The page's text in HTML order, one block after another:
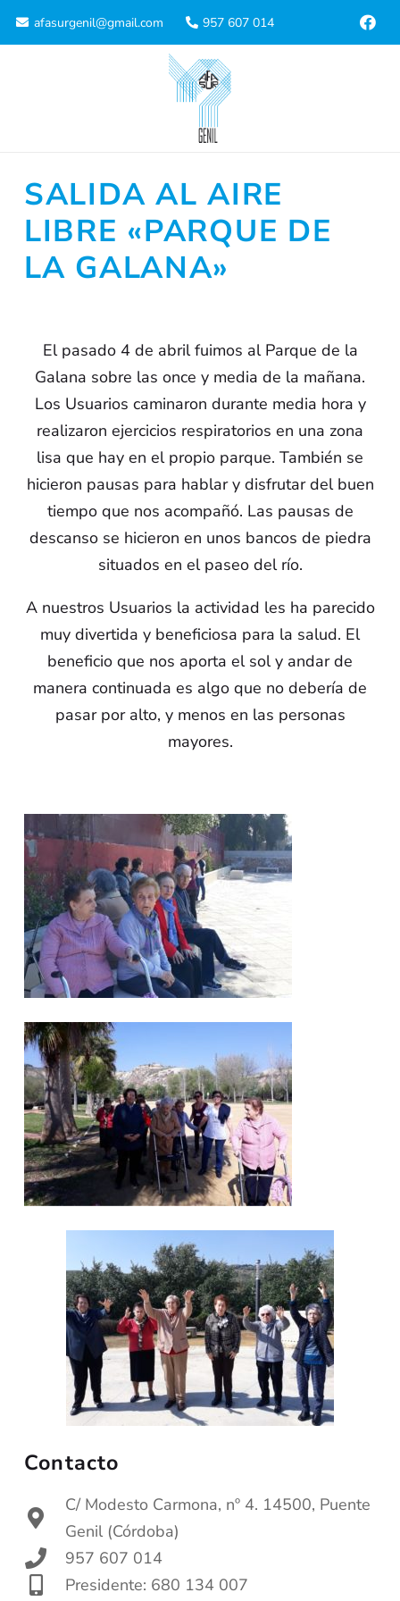
afasurgenil@gmail.com 957 607 014
SALIDA AL AIRE
LIBRE «PARQUE DE
LA GALANA»
El pasado 4 de abril fuimos al Parque de la
Galana sobre las once y media de la mañana.
Los Usuarios caminaron durante media hora y
realizaron ejercicios respiratorios en una zona
lisa que hay en el propio parque. También se
hicieron pausas para hablar y disfrutar del buen
tiempo que nos acompañó. Las pausas de
descanso se hicieron en unos bancos de piedra
situados en el paseo del río.
A nuestros Usuarios la actividad les ha parecido
muy divertida y beneficiosa para la salud. El
beneficio que nos aporta el sol y andar de
manera continuada es algo que no debería de
pasar por alto, y menos en las personas
mayores.
Contacto
C/ Modesto Carmona, nº 4. 14500, Puente
Genil (Córdoba)
957 607 014
Presidente: 680 134 007